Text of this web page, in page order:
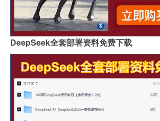
DeepSeek全套部署资料免费下载